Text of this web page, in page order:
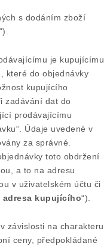
s dodáním zboží
“).
je kupujícímu
které do objednávky
kupujícího
zadávání dat do
prodávajícímu
Údaje uvedené v
za správné.
toto obdržení
a to na adresu
v uživatelském účtu či
kupujícího“).
na charakteru
ceny, předpokládané